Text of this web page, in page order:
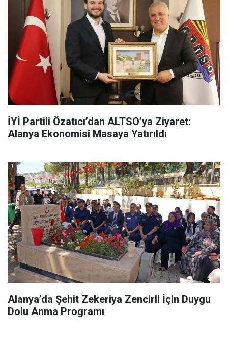
İYİ Partili Özatıcı’dan ALTSO’ya Ziyaret:
Alanya Ekonomisi Masaya Yatırıldı
Alanya’da Şehit Zekeriya Zencirli İçin Duygu
Dolu Anma Programı